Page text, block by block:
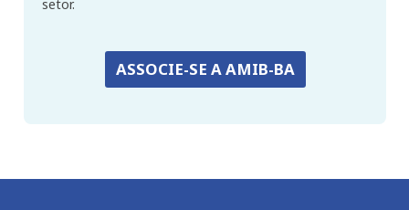
setor.
ASSOCIE-SE A AMIB-BA